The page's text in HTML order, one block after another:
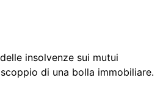
insolvenze sui mutui
di una bolla immobiliare.